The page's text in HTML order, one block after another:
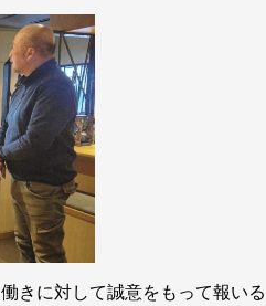
きに対して誠意をもって報いる